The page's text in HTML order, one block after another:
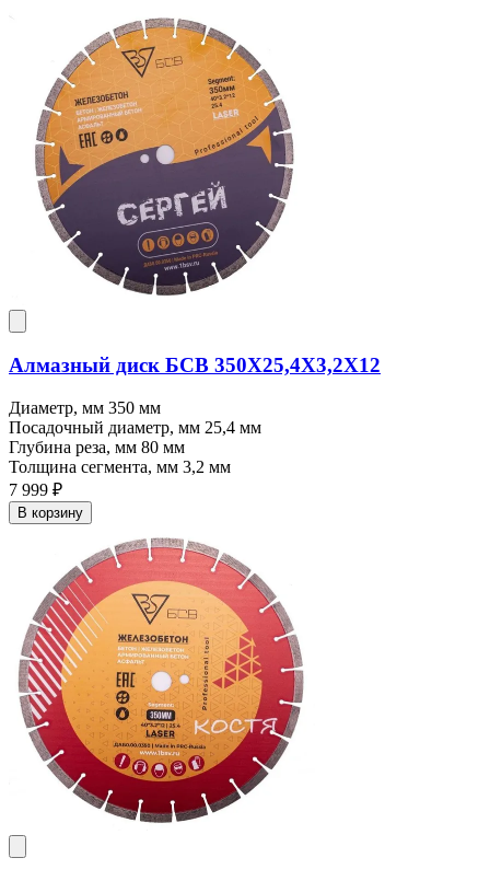
Алмазный диск БСВ 350X25,4X3,2X12
Диаметр, мм 350 мм
Посадочный диаметр, мм 25,4 мм
Глубина реза, мм 80 мм
Толщина сегмента, мм 3,2 мм
7 999 ₽
В корзину